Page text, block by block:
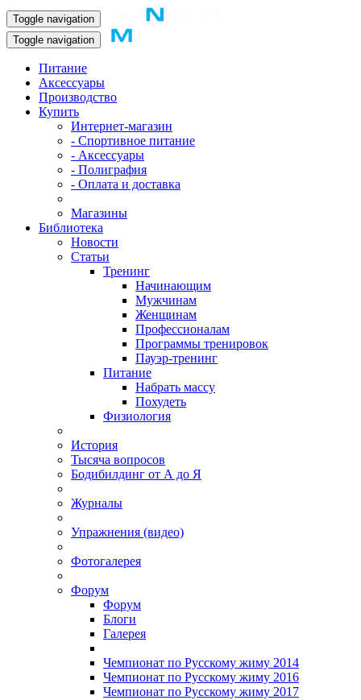
Toggle navigation
Toggle navigation
Питание
Аксессуары
Производство
Купить
Интернет-магазин
- Спортивное питание
- Аксессуары
- Полиграфия
- Оплата и доставка
Магазины
Библиотека
Новости
Статьи
Тренинг
Начинающим
Мужчинам
Женщинам
Профессионалам
Программы тренировок
Пауэр-тренинг
Питание
Набрать массу
Похудеть
Физиология
История
Тысяча вопросов
Бодибилдинг от А до Я
Журналы
Упражнения (видео)
Фотогалерея
Форум
Форум
Блоги
Галерея
Чемпионат по Русскому жиму 2014
Чемпионат по Русскому жиму 2016
Чемпионат по Русскому жиму 2017